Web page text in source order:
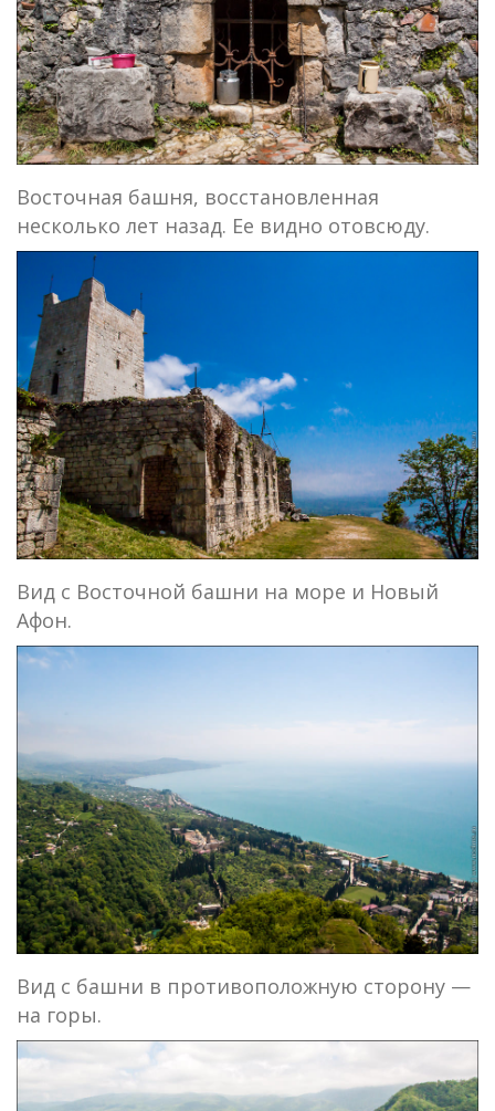
Восточная башня, восстановленная
несколько лет назад. Ее видно отовсюду.
Вид с Восточной башни на море и Новый
Афон.
Вид с башни в противоположную сторону —
на горы.